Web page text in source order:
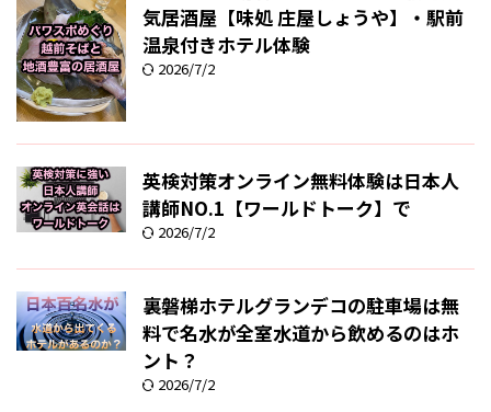
気居酒屋【味処 庄屋しょうや】・駅前
温泉付きホテル体験
2026/7/2
英検対策オンライン無料体験は日本人
講師NO.1【ワールドトーク】で
2026/7/2
裏磐梯ホテルグランデコの駐車場は無
料で名水が全室水道から飲めるのはホ
ント？
2026/7/2